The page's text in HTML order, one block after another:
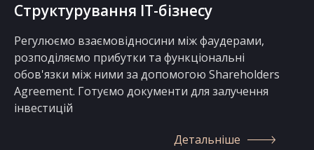
Структурування IT-бізнесу
Регулюємо взаємовідносини між фаудерами,
розподіляємо прибутки та функціональні
обов'язки між ними за допомогою Shareholders
Agreement. Готуємо документи для залучення
інвестицій
Детальніше